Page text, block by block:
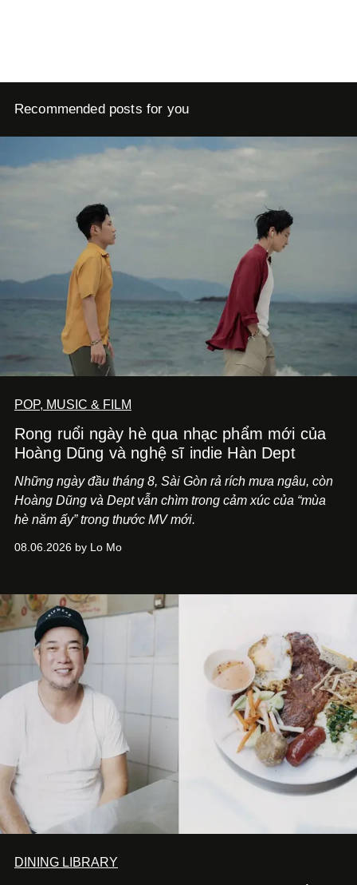
Recommended posts for you
POP, MUSIC & FILM
Rong ruổi ngày hè qua nhạc phẩm mới của
Hoàng Dũng và nghệ sĩ indie Hàn Dept
Những ngày đầu tháng 8, Sài Gòn rả rích mưa ngâu, còn
Hoàng Dũng và Dept vẫn chìm trong cảm xúc của “mùa
hè năm ấy” trong thước MV mới.
08.06.2026 by Lo Mo
DINING LIBRARY